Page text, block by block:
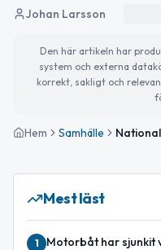
Johan Larsson
Den här artikeln har
system och externa
korrekt, sakligt och
Hem Samhälle
Mest läst
1 Motorbåt har sjunkit